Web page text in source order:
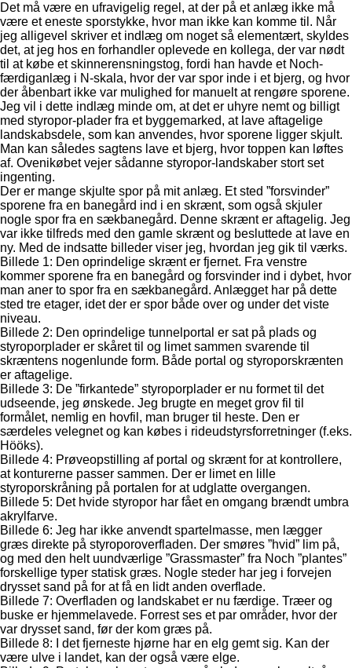
Det må være en ufravigelig regel, at der på et anlæg ikke må
være et eneste sporstykke, hvor man ikke kan komme til. Når
jeg alligevel skriver et indlæg om noget så elementært, skyldes
det, at jeg hos en forhandler oplevede en kollega, der var nødt
til at købe et skinnerensningstog, fordi han havde et Noch-
færdiganlæg i N-skala, hvor der var spor inde i et bjerg, og hvor
der åbenbart ikke var mulighed for manuelt at rengøre sporene.
Jeg vil i dette indlæg minde om, at det er uhyre nemt og billigt
med styropor-plader fra et byggemarked, at lave aftagelige
landskabsdele, som kan anvendes, hvor sporene ligger skjult.
Man kan således sagtens lave et bjerg, hvor toppen kan løftes
af. Ovenikøbet vejer sådanne styropor-landskaber stort set
ingenting.
Der er mange skjulte spor på mit anlæg. Et sted ”forsvinder”
sporene fra en banegård ind i en skrænt, som også skjuler
nogle spor fra en sækbanegård. Denne skrænt er aftagelig. Jeg
var ikke tilfreds med den gamle skrænt og besluttede at lave en
ny. Med de indsatte billeder viser jeg, hvordan jeg gik til værks.
Billede 1: Den oprindelige skrænt er fjernet. Fra venstre
kommer sporene fra en banegård og forsvinder ind i dybet, hvor
man aner to spor fra en sækbanegård. Anlægget har på dette
sted tre etager, idet der er spor både over og under det viste
niveau.
Billede 2: Den oprindelige tunnelportal er sat på plads og
styroporplader er skåret til og limet sammen svarende til
skræntens nogenlunde form. Både portal og styroporskrænten
er aftagelige.
Billede 3: De ”firkantede” styroporplader er nu formet til det
udseende, jeg ønskede. Jeg brugte en meget grov fil til
formålet, nemlig en hovfil, man bruger til heste. Den er
særdeles velegnet og kan købes i rideudstyrsforretninger (f.eks.
Hööks).
Billede 4: Prøveopstilling af portal og skrænt for at kontrollere,
at konturerne passer sammen. Der er limet en lille
styroporskråning på portalen for at udglatte overgangen.
Billede 5: Det hvide styropor har fået en omgang brændt umbra
akrylfarve.
Billede 6: Jeg har ikke anvendt spartelmasse, men lægger
græs direkte på styroporoverfladen. Der smøres ”hvid” lim på,
og med den helt uundværlige ”Grassmaster” fra Noch ”plantes”
forskellige typer statisk græs. Nogle steder har jeg i forvejen
drysset sand på for at få en lidt anden overflade.
Billede 7: Overfladen og landskabet er nu færdige. Træer og
buske er hjemmelavede. Forrest ses et par områder, hvor der
var drysset sand, før der kom græs på.
Billede 8: I det fjerneste hjørne har en elg gemt sig. Kan der
være ulve i landet, kan der også være elge.